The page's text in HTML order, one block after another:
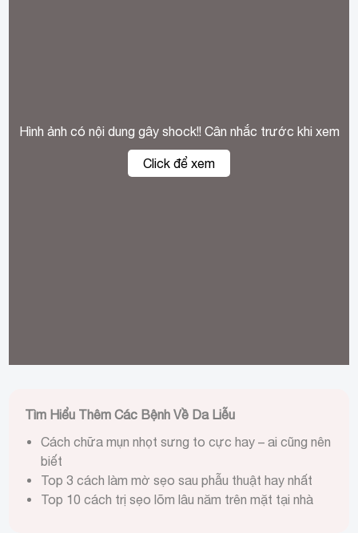
Hình ảnh có nội dung gây shock!! Cân nhắc trước khi xem
Click để xem
Tìm Hiểu Thêm Các Bệnh Về Da Liễu
Cách chữa mụn nhọt sưng to cực hay – ai cũng nên
biết
Top 3 cách làm mờ sẹo sau phẫu thuật hay nhất
Top 10 cách trị sẹo lõm lâu năm trên mặt tại nhà